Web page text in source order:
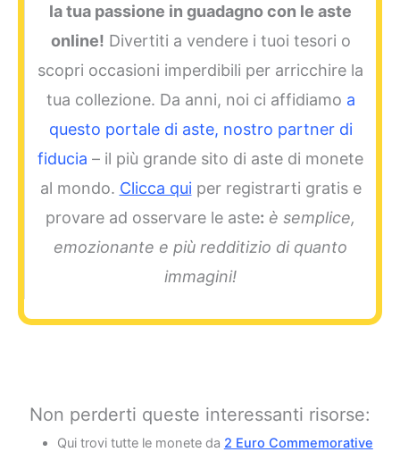
la tua passione in guadagno con le aste
online! Divertiti a vendere i tuoi tesori o
scopri occasioni imperdibili per arricchire la
tua collezione. Da anni, noi ci affidiamo a
questo portale di aste, nostro partner di
fiducia – il più grande sito di aste di monete
al mondo. Clicca qui per registrarti gratis e
provare ad osservare le aste: è semplice,
emozionante e più redditizio di quanto
immagini!
Non perderti queste interessanti risorse:
Qui trovi tutte le monete da 2 Euro Commemorative